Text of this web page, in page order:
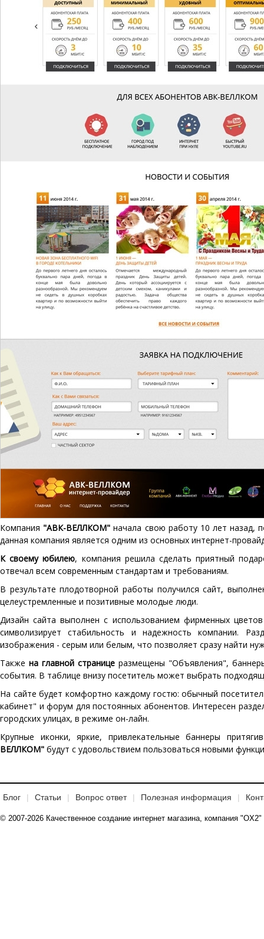
Компания "АВК-ВЕЛЛКОМ"начала свою работу 10 лет назад,
данная компания является одним из основных интернет-
К своему юбилею, компания решила сделать приятный
отвечал всем современным стандартам и требованиям.
В результате плодотворной работы получился сайт,
целеустремленные и позитивные молодые люди.
Дизайн сайта выполнен с использованием фирменных
символизирует стабильность и надежность компании.
изображения - серым или белым, что позволяет сразу найти
Также на главной страницеразмещены "Объявления",
события. В таблице внизу посетитель может выбрать
На сайте будет комфортно каждому гостю: обычный
кабинет" и форум для постоянных абонентов. Интересен
городских улицах, в режиме он-лайн.
Крупные иконки, яркие, привлекательные баннеры
ВЕЛЛКОМ" будут с удовольствием пользоваться новыми
Блог Статьи Вопрос ответ Полезная информация
© 2007-2026 Качественное создание интернет магазина, компания "OX2"